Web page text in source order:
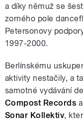
a díky němuž se
zorného pole
Petersonovy
1997-2000.
Berlínskému
aktivity nestačily, a
samotné vydávání
Compost Records
Sonar Kollektiv,